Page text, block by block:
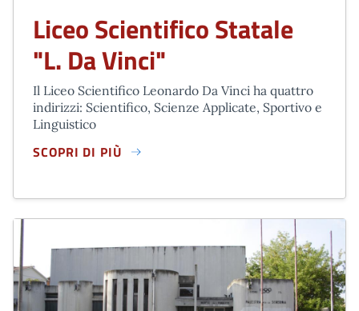
Liceo Scientifico Statale
"L. Da Vinci"
Il Liceo Scientifico Leonardo Da Vinci ha quattro
indirizzi: Scientifico, Scienze Applicate, Sportivo e
Linguistico
SCOPRI DI PIÙ
LICEO SCIENTIFICO STATALE "L. DA VINCI"